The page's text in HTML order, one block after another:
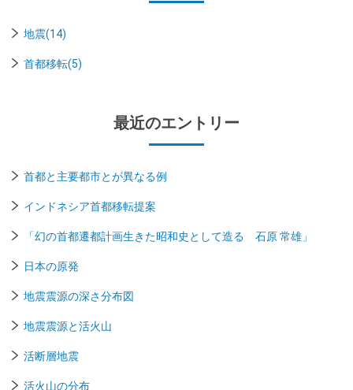
地震(14)
首都移転(5)
最近のエントリー
首都と主要都市とが異なる例
インドネシア首都移転提案
「幻の首都遷都計画生きた昭和史として造る 石原 常雄」
日本の原発
地震震源の深さ分布図
地震震源と活火山
活断層地震
活火山の分布